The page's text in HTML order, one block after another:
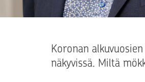
Koronan
näkyvissä. Miltä